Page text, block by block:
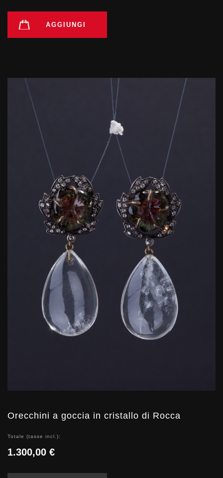
AGGIUNGI
Orecchini a goccia in cristallo di Rocca
Totale (tasse incl.):
1.300,00 €